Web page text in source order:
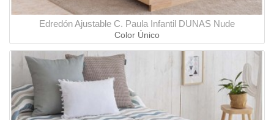
Edredón Ajustable C. Paula Infantil DUNAS Nude
Color Único